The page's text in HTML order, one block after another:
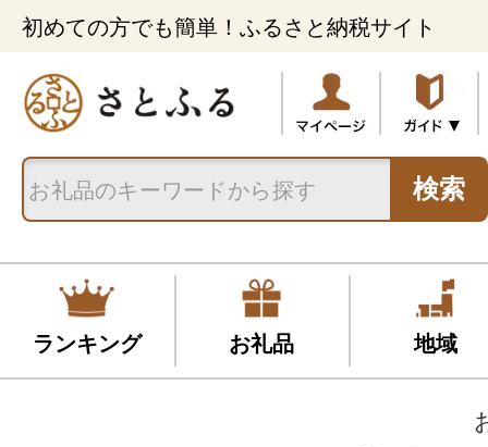
初めての方でも簡単！ふるさと納税サイト
検索
ランキング お礼品 地域